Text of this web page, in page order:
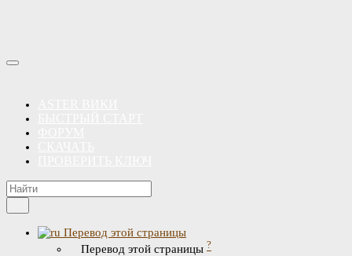
Перевод этой страницы
Перевод этой страницы ?